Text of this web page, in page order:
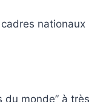
nationaux
du monde” à très